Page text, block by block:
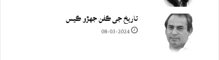
تاريخ جي ڪفن جھڙو ڪيس
08-03-2024